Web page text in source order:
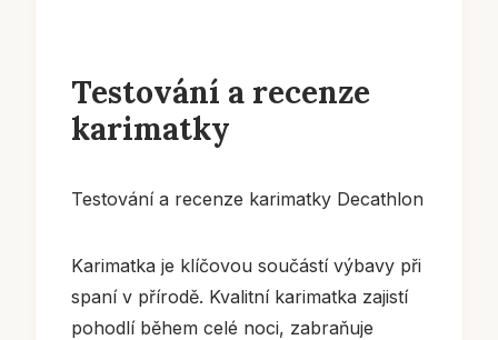
Testování a recenze
karimatky
Testování a recenze karimatky Decathlon
Karimatka je klíčovou součástí výbavy při
spaní v přírodě. Kvalitní karimatka zajistí
pohodlí během celé noci, zabraňuje